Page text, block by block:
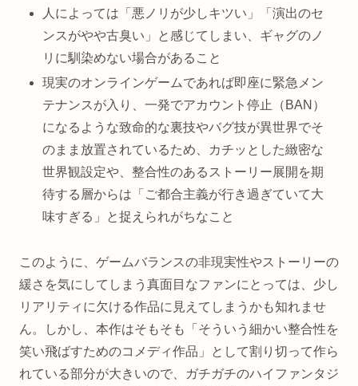
人によっては「悪ノリが少しキツい」「演出のセ
ンスがやや古臭い」と感じてしまい、ギャグのノ
リに馴染めない場合があること
現実のオンラインゲームであれば即座に緊急メン
テナンスが入り、一発でアカウント停止（BAN）
になるような致命的な裏技やバグ技が異世界でそ
のまま放置されているため、カチッとした緻密な
世界観設定や、整合性のあるストーリー展開を期
待する層からは「ご都合主義が行き過ぎていて大
味すぎる」と捉えられがちなこと
このように、ゲームバランスの非現実性やストーリーの
緩さを気にしてしまう真面目なファンにとっては、少し
リアリティに欠ける作品に見えてしまうかも知れませ
ん。しかし、本作はそもそも「そういう細かい整合性を
笑い飛ばすためのコメディ作品」として割り切って作ら
れている部分が大きいので、ガチガチのハイファンタジ